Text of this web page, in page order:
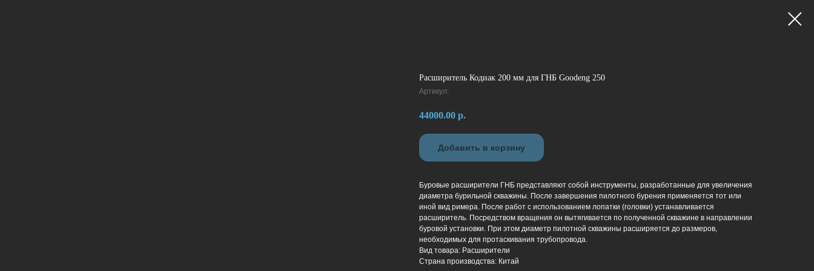
Расширитель Кодиак 200 мм для ГНБ Goodeng 250
Артикул:
44000.00 р.
Добавить в корзину
Буровые расширители ГНБ представляют собой инструменты, разработанные для увеличения
диаметра бурильной скважины. После завершения пилотного бурения применяется тот или
иной вид римера. После работ с использованием лопатки (головки) устанавливается
расширитель. Посредством вращения он вытягивается по полученной скважине в направлении
буровой установки. При этом диаметр пилотной скважины расширяется до размеров,
необходимых для протаскивания трубопровода.
Вид товара: Расширители
Страна производства: Китай